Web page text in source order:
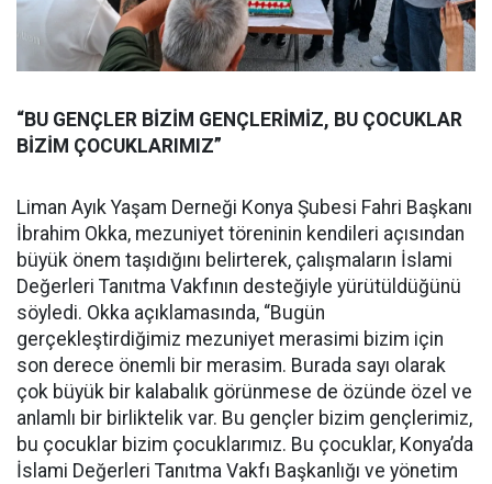
“BU GENÇLER BİZİM GENÇLERİMİZ, BU ÇOCUKLAR
BİZİM ÇOCUKLARIMIZ”
Liman Ayık Yaşam Derneği Konya Şubesi Fahri Başkanı
İbrahim Okka, mezuniyet töreninin kendileri açısından
büyük önem taşıdığını belirterek, çalışmaların İslami
Değerleri Tanıtma Vakfının desteğiyle yürütüldüğünü
söyledi. Okka açıklamasında, “Bugün
gerçekleştirdiğimiz mezuniyet merasimi bizim için
son derece önemli bir merasim. Burada sayı olarak
çok büyük bir kalabalık görünmese de özünde özel ve
anlamlı bir birliktelik var. Bu gençler bizim gençlerimiz,
bu çocuklar bizim çocuklarımız. Bu çocuklar, Konya’da
İslami Değerleri Tanıtma Vakfı Başkanlığı ve yönetim